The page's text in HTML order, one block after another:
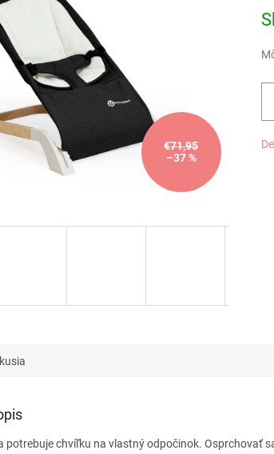
€71,95
–37 %
potrebuje chvíľku na vlastný odpočinok. Osprchovať